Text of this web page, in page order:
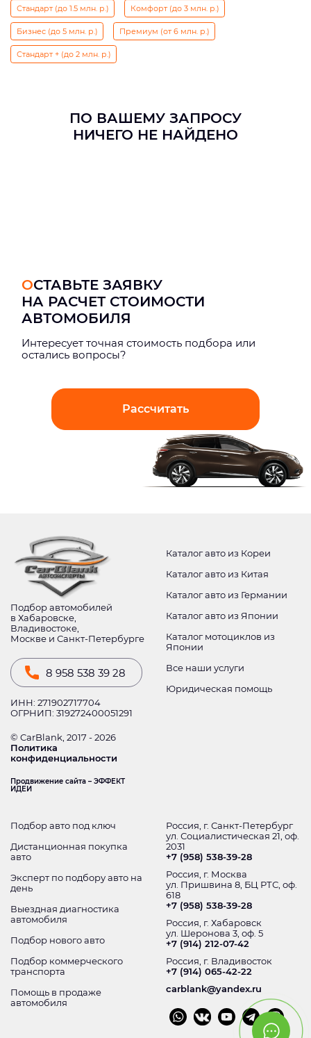
Стандарт (до 1.5 млн. р.) Комфорт (до 3 млн. р.)
Бизнес (до 5 млн. р.) Премиум (от 6 млн. р.)
Стандарт + (до 2 млн. р.)
ПО ВАШЕМУ ЗАПРОСУ
НИЧЕГО НЕ НАЙДЕНО
ОСТАВЬТЕ ЗАЯВКУ
НА РАСЧЕТ СТОИМОСТИ
АВТОМОБИЛЯ
Интерeсует точная стоимость подбора или
остались вопросы?
Рассчитать
Подбор автомобилей
в Хабаровске,
Владивостоке,
Москве и Санкт-Петербурге
8 958 538 39 28
ИНН: 271902717704
ОГРНИП: 319272400051291
© CarBlank, 2017 - 2026
Политика
конфиденциальности
Продвижение сайта – ЭФФЕКТ
ИДЕИ
Каталог авто из Кореи
Каталог авто из Китая
Каталог авто из Германии
Каталог авто из Японии
Каталог мотоциклов из
Японии
Все наши услуги
Юридическая помощь
Подбор авто под ключ
Дистанционная покупка
авто
Эксперт по подбору авто на
день
Выездная диагностика
автомобиля
Подбор нового авто
Подбор коммерческого
транспорта
Помощь в продаже
автомобиля
Россия, г. Санкт-Петербург
ул. Социалистическая 21, оф.
2031
+7 (958) 538-39-28
Россия, г. Москва
ул. Пришвина 8, БЦ РТС, оф.
618
+7 (958) 538-39-28
Россия, г. Хабаровск
ул. Шеронова 3, оф. 5
+7 (914) 212-07-42
Россия, г. Владивосток
+7 (914) 065-42-22
carblank@yandex.ru